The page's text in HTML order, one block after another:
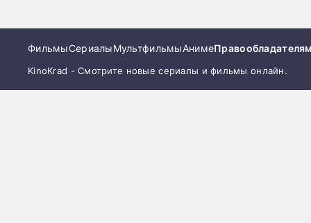
ФильмыСериалыМультфильмыАниме
KinoKrad - Смотрите новые сериалы и фильмы онлайн.